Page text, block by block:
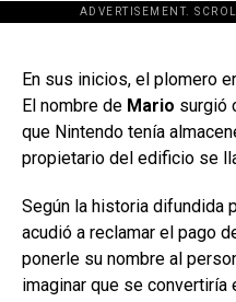
ADVERTISEMENT.
[adsforwp
En sus inicios, el plomero
El nombre de Mario surgió
que Nintendo tenía
propietario del edificio se
Según la historia difundida
acudió a reclamar el pago
ponerle su nombre al
imaginar que se convertiría